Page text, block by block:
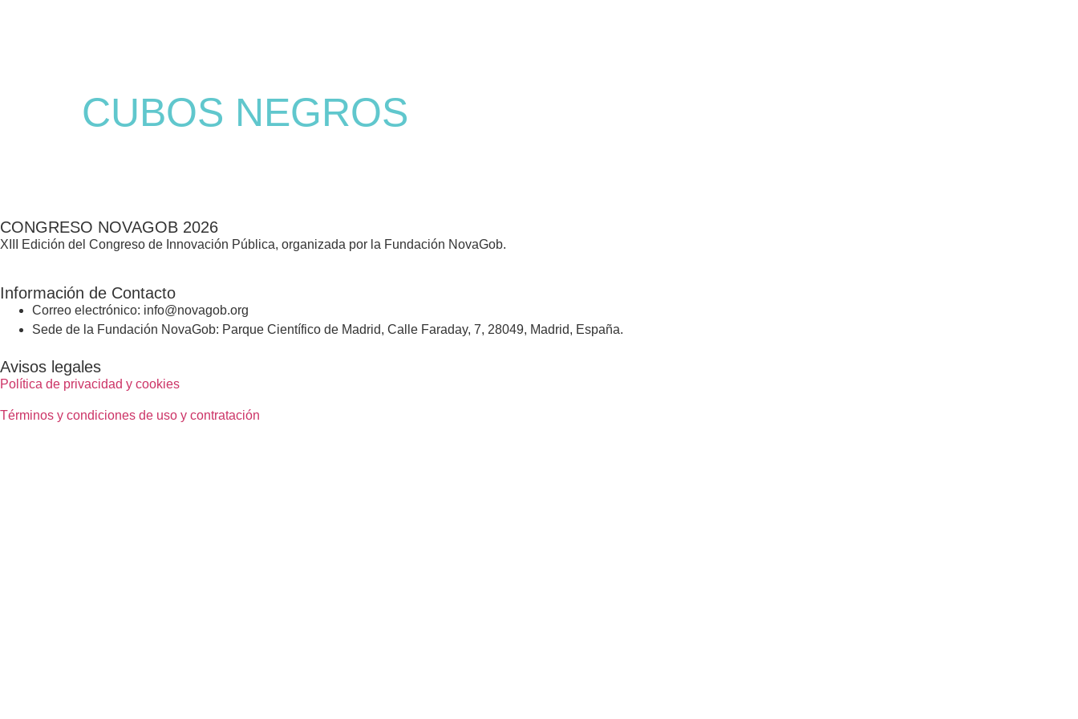
CUBOS NEGROS
CONGRESO NOVAGOB 2026
XIII Edición del Congreso de Innovación Pública, organizada por la Fundación NovaGob.
Información de Contacto
Correo electrónico: info@novagob.org
Sede de la Fundación NovaGob: Parque Científico de Madrid, Calle Faraday, 7, 28049, Madrid, España.
Avisos legales
Política de privacidad y cookies
Términos y condiciones de uso y contratación